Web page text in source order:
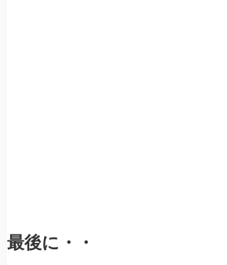
最後に・・